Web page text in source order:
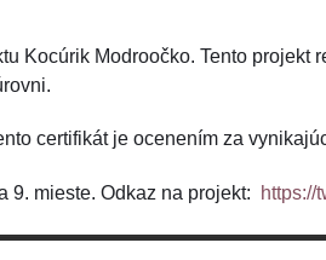
Kocúrik Modroočko. Tento projekt
certifikát je ocenením za
9. mieste. Odkaz na projekt: https://